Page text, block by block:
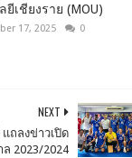
ยีเชียงราย (MOU)
17, 2025 0
NEXT
ถลงข่าวเปิด
ล 2023/2024